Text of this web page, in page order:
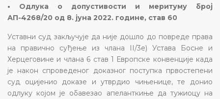
• Одлука о допустивости и меритуму број
АП-4268/20 од 8. јуна 2022. године, став 60
Уставни суд закључује да није дошло до повреде права
на правично суђење из члана II/3е) Устава Босне и
Херцеговине и члана 6 став 1 Европске конвенције када
је након спроведеног доказног поступка првостепени
суд оцијенио доказе и утврдио чињенице, те донио
одлуку којом је обавезао апеланткиње да тужиоцу на